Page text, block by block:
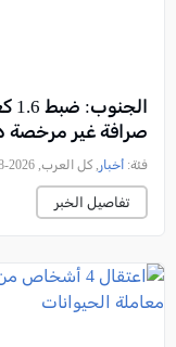
صرافة غير مرخصة
فئة: أخبار , كل العرب, 2026-08-06 16:55:54
تفاصيل الخبر